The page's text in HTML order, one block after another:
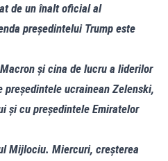
de un înalt oficial al
președintelui Trump este
și cina de lucru a liderilor
ucrainean Zelenski,
și cu președintele Emiratelor
Mijlociu. Miercuri, creșterea